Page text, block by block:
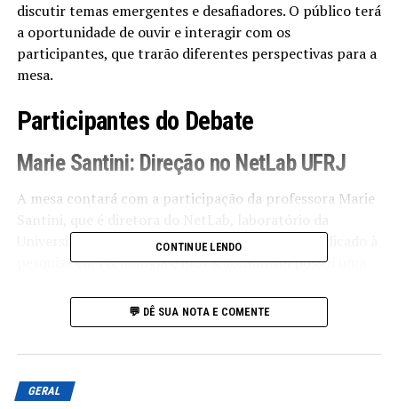
discutir temas emergentes e desafiadores. O público terá
a oportunidade de ouvir e interagir com os
participantes, que trarão diferentes perspectivas para a
mesa.
Participantes do Debate
Marie Santini: Direção no NetLab UFRJ
A mesa contará com a participação da professora Marie
Universidade Federal do Rio de Janeiro (UFRJ) dedicado à
pesquisa em tecnologia e inovação. Santini possui uma
tecnologia e sociedade.
Com um histórico de pesquisa focado em como as
inovações tecnológicas afetam comportamentos sociais
CONTINUE LENDO
💬 DÊ SUA NOTA E COMENTE
GERAL